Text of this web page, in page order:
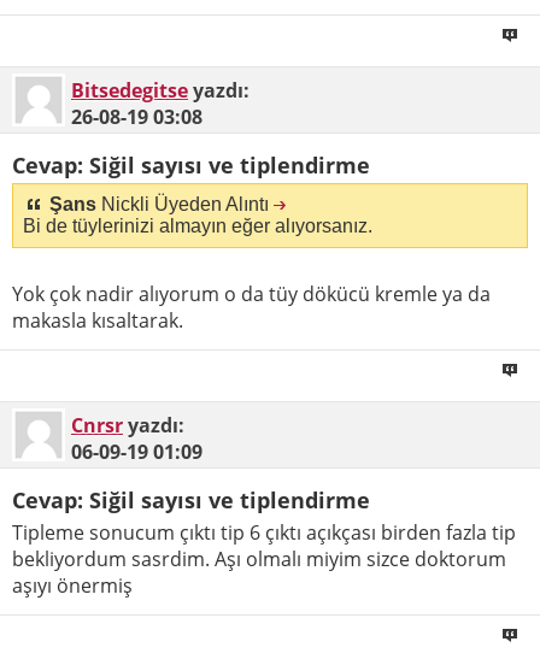
Bitsedegitseyazdı:
26-08-1903:08
Cevap: Siğil sayısı ve tiplendirme
Şans Nickli Üyeden Alıntı
Bi de tüylerinizi almayın eğer alıyorsanız.
Yok çok nadir alıyorum o da tüy dökücü kremle ya da
makasla kısaltarak.
Cnrsryazdı:
06-09-1901:09
Cevap: Siğil sayısı ve tiplendirme
Tipleme sonucum çıktı tip 6 çıktı açıkçası birden fazla tip
bekliyordum sasrdim. Aşı olmalı miyim sizce doktorum
aşıyı önermiş